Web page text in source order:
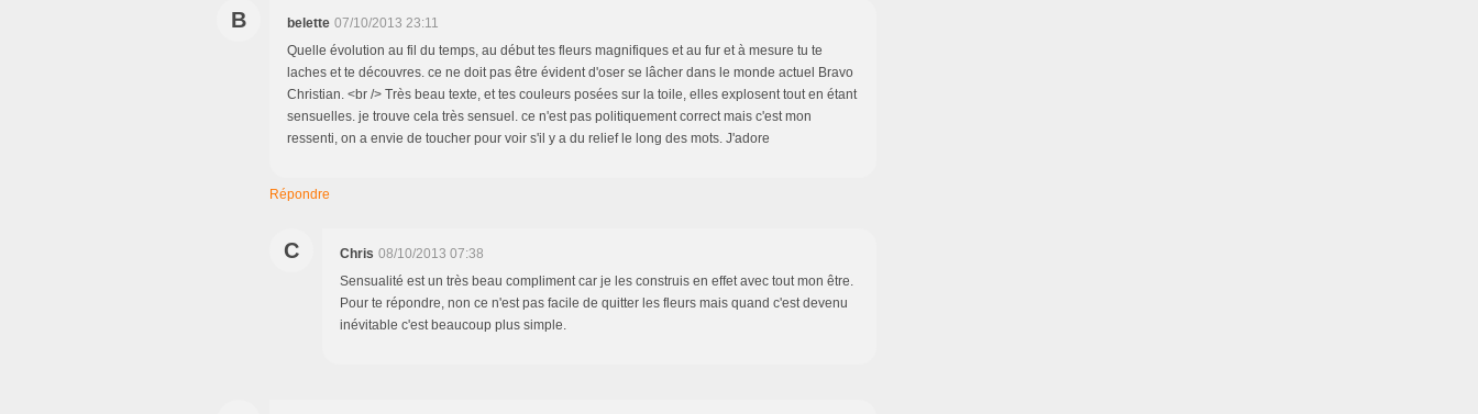
B belette 07/10/2013 23:11
Quelle évolution au fil du temps, au début tes fleurs magnifiques et au fur et à mesure tu te
laches et te découvres. ce ne doit pas être évident d'oser se lâcher dans le monde actuel Bravo
Christian. <br /> Très beau texte, et tes couleurs posées sur la toile, elles explosent tout en étant
sensuelles. je trouve cela très sensuel. ce n'est pas politiquement correct mais c'est mon
ressenti, on a envie de toucher pour voir s'il y a du relief le long des mots. J'adore
Répondre
C Chris 08/10/2013 07:38
Sensualité est un très beau compliment car je les construis en effet avec tout mon être.
Pour te répondre, non ce n'est pas facile de quitter les fleurs mais quand c'est devenu
inévitable c'est beaucoup plus simple.